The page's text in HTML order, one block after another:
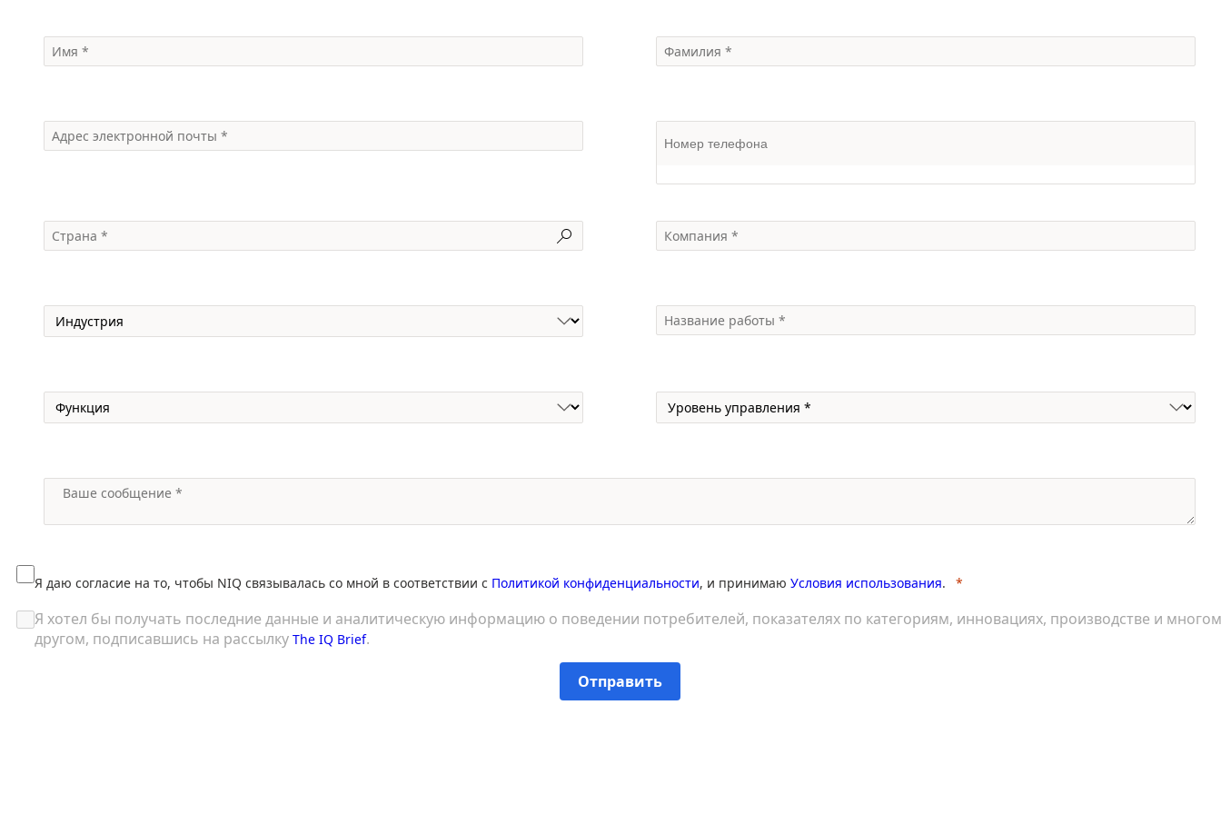
Я даю согласие на то, чтобы NIQ связывалась со мной в соответствии с Политикой конфиденциальности, и принимаю Условия использования.
Я хотел бы получать последние данные и аналитическую информацию о поведении потребителей, показателях по категориям, инновациях, производстве и многом
другом, подписавшись на рассылку The IQ Brief.
Отправить